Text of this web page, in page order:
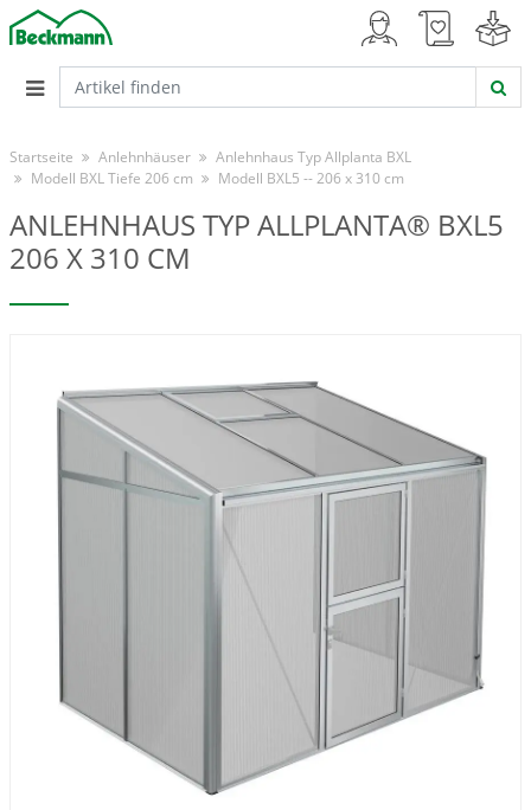
Startseite Anlehnhäuser
Anlehnhaus Typ Allplanta BXL
Modell BXL Tiefe 206 cm
Modell BXL5 -- 206 x 310 cm
ANLEHNHAUS TYP ALLPLANTA® BXL5
206 X 310 CM